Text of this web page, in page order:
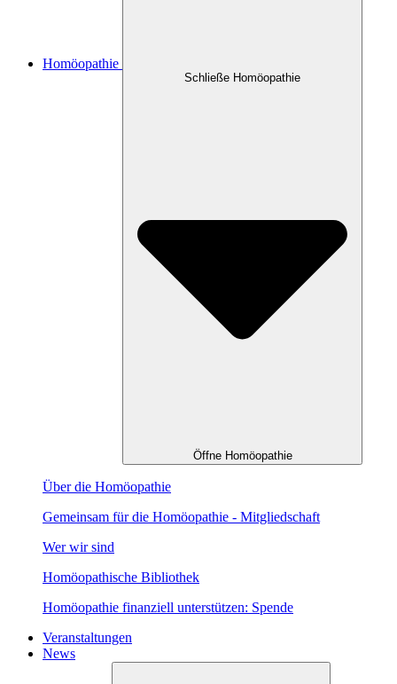
Homöopathie
Schließe Homöopathie
Öffne Homöopathie
Über die Homöopathie
Gemeinsam für die Homöopathie - Mitgliedschaft
Wer wir sind
Homöopathische Bibliothek
Homöopathie finanziell unterstützen: Spende
Veranstaltungen
News